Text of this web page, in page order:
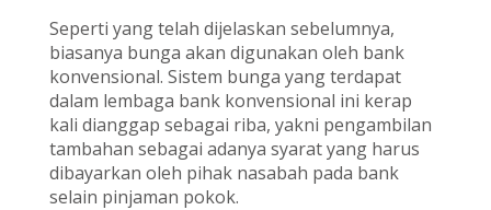
Seperti yang telah dijelaskan sebelumnya,
biasanya bunga akan digunakan oleh bank
konvensional. Sistem bunga yang terdapat
dalam lembaga bank konvensional ini kerap
kali dianggap sebagai riba, yakni pengambilan
tambahan sebagai adanya syarat yang harus
dibayarkan oleh pihak nasabah pada bank
selain pinjaman pokok.